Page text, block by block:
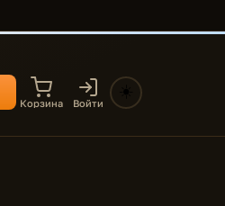
Корзина Войти